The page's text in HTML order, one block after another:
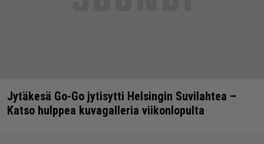
Jytäkesä Go-Go jytisytti Helsingin Suvilahtea –
Katso hulppea kuvagalleria viikonlopulta